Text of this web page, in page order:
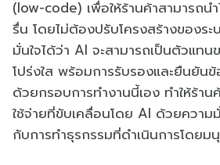
(low-code) เพื่อให้ร้านค้าสามารถนำ
รื่น โดยไม่ต้องปรับโครงสร้างของร
มั่นใจได้ว่า AI จะสามารถเป็นตัวแท
โปร่งใส พร้อมการรับรองและยืนยัน
ด้วยกรอบการทำงานนี้เอง ทำให้ร้าน
ใช้จ่ายที่ขับเคลื่อนโดย AI ด้วยความ
กับการทำธุรกรรมที่ดำเนินการโดยม